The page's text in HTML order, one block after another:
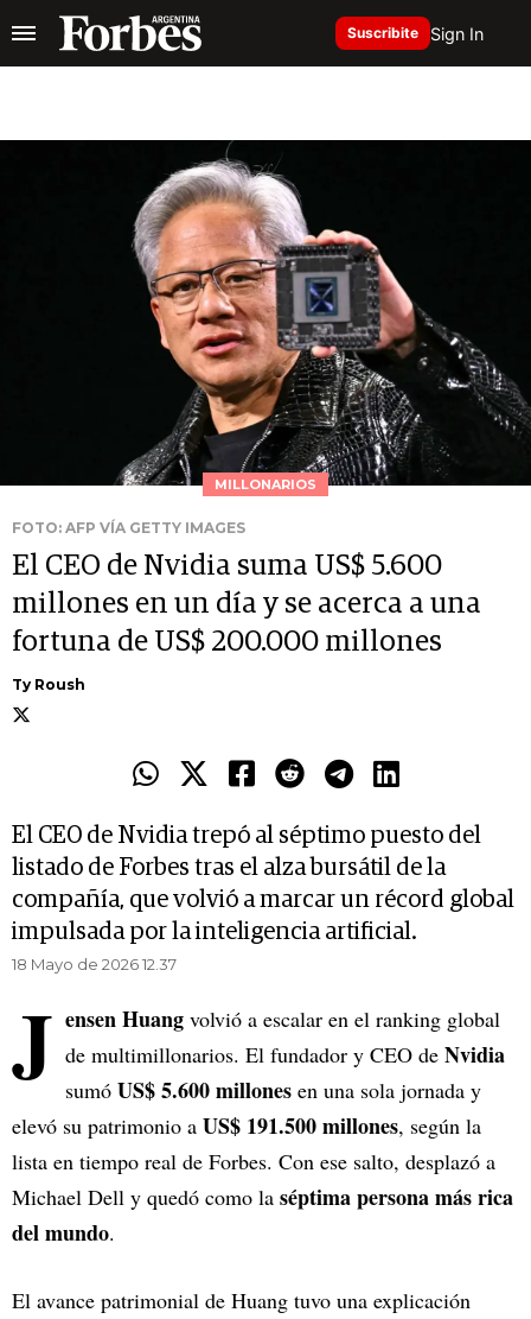
Suscribite Sign In
MILLONARIOS
FOTO: AFP VÍA GETTY IMAGES
El CEO de Nvidia suma US$ 5.600
millones en un día y se acerca a una
fortuna de US$ 200.000 millones
Ty Roush
El CEO de Nvidia trepó al séptimo puesto del
listado de Forbes tras el alza bursátil de la
compañía, que volvió a marcar un récord global
impulsada por la inteligencia artificial.
18 Mayo de 2026 12.37
J ensen Huang volvió a escalar en el ranking global
de multimillonarios. El fundador y CEO de Nvidia
sumó US$ 5.600 millones en una sola jornada y
elevó su patrimonio a US$ 191.500 millones, según la
lista en tiempo real de Forbes. Con ese salto, desplazó a
Michael Dell y quedó como la séptima persona más rica
del mundo.
El avance patrimonial de Huang tuvo una explicación